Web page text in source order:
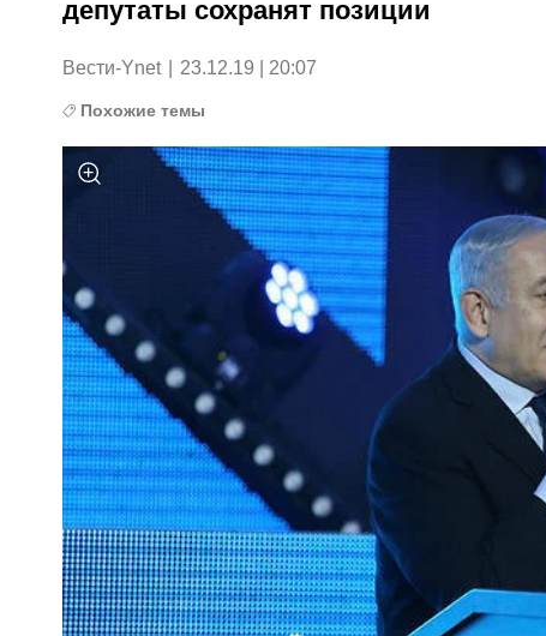
депутаты сохранят позиции
Вести-Ynet 23.12.19 | 20:07
Похожие темы